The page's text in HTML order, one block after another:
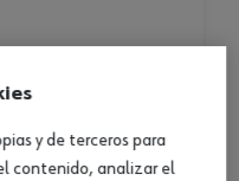
y de terceros para
contenido, analizar el